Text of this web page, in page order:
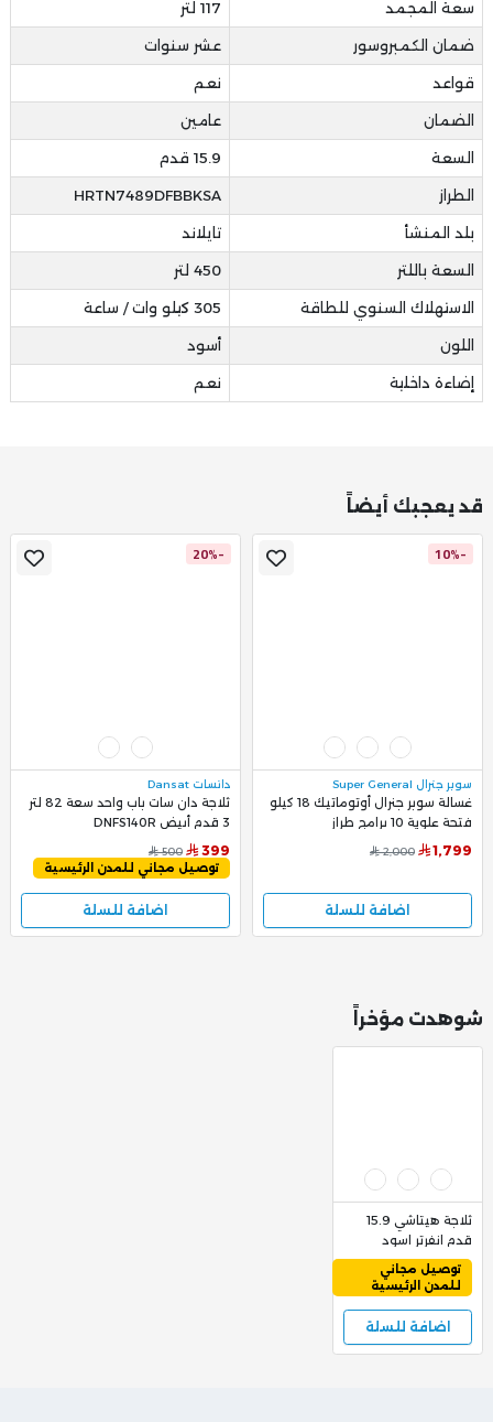
سعة المجمد 117 لتر
ضمان الكمبروسور عشر سنوات
قواعد نعم
الضمان عامين
السعة 15.9 قدم
الطراز HRTN7489DFBBKSA
بلد المنشأ تايلاند
السعة باللتر 450 لتر
الاستهلاك السنوي للطاقة 305 كيلو وات / ساعة
اللون أسود
إضاءة داخلية نعم
قد يعجبك أيضاً
-10%
سوبر جنرال Super General
غسالة سوبر جنرال أوتوماتيك 18 كيلو
فتحة علوية 10 برامج طراز
KSGW1826
1,799
2,000
اضافة للسلة
-20%
دانسات Dansat
ثلاجة دان سات باب واحد سعة 82 لتر
3 قدم أبيض DNFS140R
399
500
توصيل مجاني للمدن الرئيسية
اضافة للسلة
شوهدت مؤخراً
ثلاجة هيتاشي 15.9
قدم انفرتر اسود
HRTN7489DFBBKSA
2,495
3,199
توصيل مجاني
للمدن الرئيسية
اضافة للسلة